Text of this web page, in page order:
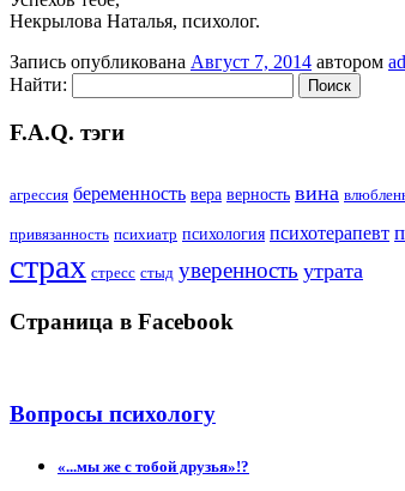
Некрылова Наталья, психолог.
Запись опубликована Август 7, 2014 автором
Найти:
F.A.Q. тэги
агрессия беременность вера верность вина
привязанность психиатр психология психотерапевт
страх стресс стыд уверенность утрата
Страница в Facebook
Вопросы психологу
«...мы же с тобой друзья»!?